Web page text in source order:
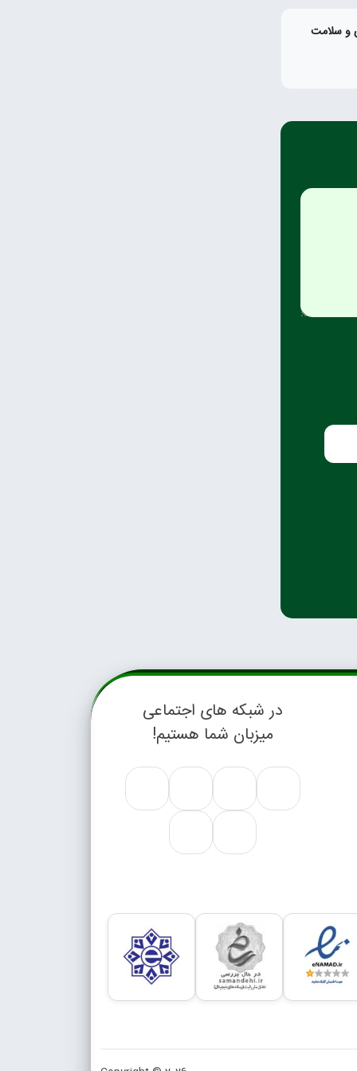
و سلامت
در شبکه های اجتماعی
میزبان شما هستیم!